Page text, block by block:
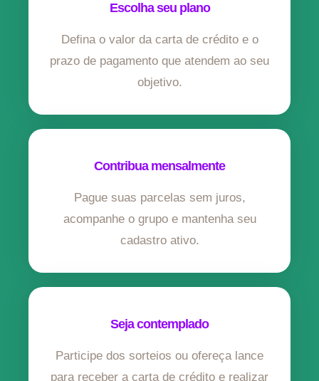
Escolha seu plano
Defina o valor da carta de crédito e o
prazo de pagamento que atendem ao seu
objetivo.
Contribua mensalmente
Pague suas parcelas sem juros,
acompanhe o grupo e mantenha seu
cadastro ativo.
Seja contemplado
Participe dos sorteios ou ofereça lance
para receber a carta de crédito e realizar